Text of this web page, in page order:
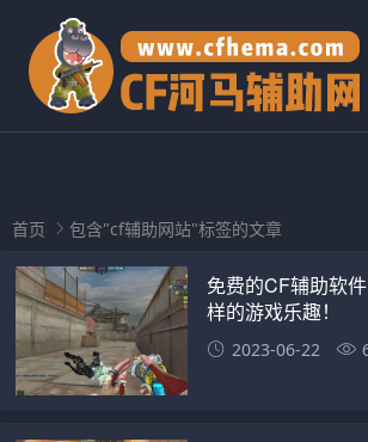
首页 包含"cf辅助网站"标签的文章
免费的CF辅助软
样的游戏乐趣！
2023-06-22